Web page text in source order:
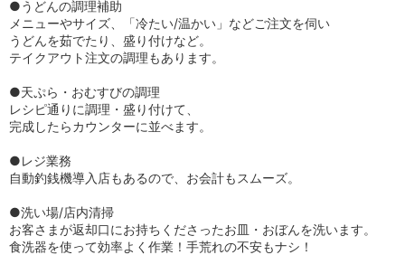
●うどんの調理補助
メニューやサイズ、「冷たい/温かい」などご注文を伺い
うどんを茹でたり、盛り付けなど。
テイクアウト注文の調理もあります。
●天ぷら・おむすびの調理
レシピ通りに調理・盛り付けて、
完成したらカウンターに並べます。
●レジ業務
自動釣銭機導入店もあるので、お会計もスムーズ。
●洗い場/店内清掃
お客さまが返却口にお持ちくださったお皿・おぼんを洗います。
食洗器を使って効率よく作業！手荒れの不安もナシ！